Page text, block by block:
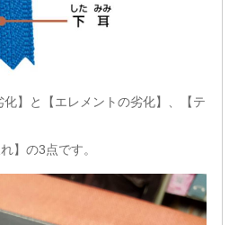
】と【エレメントの劣化】、【テ
】の3点です。